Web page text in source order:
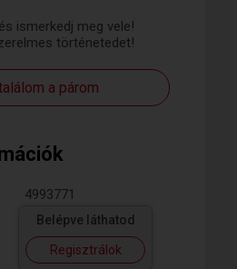
ismerkedj meg vele!
történetedet!
a párom
4993771
Belépve láthatod
Regisztrálok